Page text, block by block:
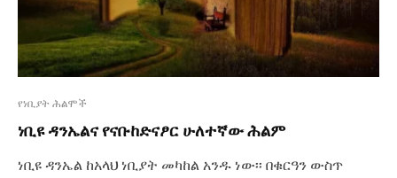
የነቢያት ሕልሞች
ነቢዩ ዳንኤልና የናቡከድናፆር ሁለተኛው ሕልም
ነቢዩ ዳንኤል ከአላህ ነቢያት መካከል አንዱ ነው፡፡ በቁርዓን ውስጥ